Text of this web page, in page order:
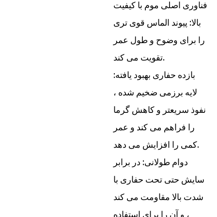
فناوری اصلی موم با کیفیت
بالا: پیوند الماس قوی تری
را برای وضوح و طول عمر
تقویت می کند.
بازده حفاری بهبود یافته:
لایه برزمی ضخیم شده ،
نفوذ سریعتر و کاهش گرما
را فراهم می کند و عمر
کمی را افزایش می دهد.
دوام طولانی: در برابر
سایش حتی تحت حفاری با
شدت بالا مقاومت می کند
، و آن را برای استفاده